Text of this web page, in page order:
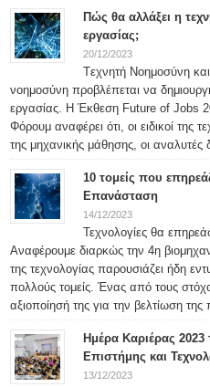
Πώς θα αλλάξει η
εργασίας;
20/12/2023
Tεχνητή Νοημοσύνη
νοημοσύνη προβλέπεται να
εργασίας. Η Έκθεση Future of Jobs
Φόρουμ αναφέρει ότι, οι ειδικοί της
της μηχανικής μάθησης, οι αναλυτές
10 τομείς που
Επανάσταση
14/12/2023
Τεχνολογίες θα
Αναφέρουμε διαρκώς την 4η
της τεχνολογίας παρουσιάζει ήδη
πολλούς τομείς. Ένας από τους
αξιοποίησή της για την βελτίωση
Ημέρα Καριέρας 2023
Επιστήμης και
13/12/2023